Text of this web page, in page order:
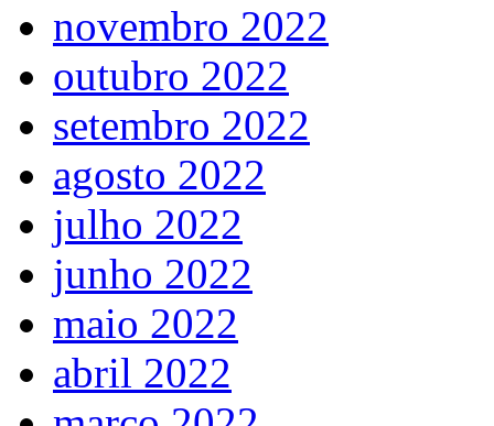
novembro 2022
outubro 2022
setembro 2022
agosto 2022
julho 2022
junho 2022
maio 2022
abril 2022